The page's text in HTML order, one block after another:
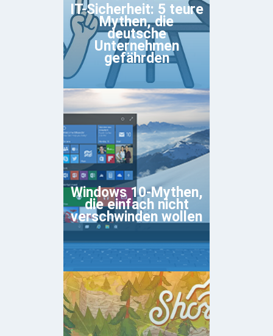
IT-Sicherheit: 5 teure
Mythen, die
deutsche
Unternehmen
gefährden
Windows 10-Mythen,
die einfach nicht
verschwinden wollen